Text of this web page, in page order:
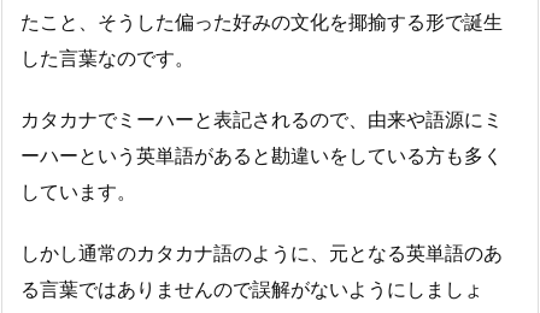
たこと、そうした偏った好みの文化を揶揄する形で誕生
した言葉なのです。
カタカナでミーハーと表記されるので、由来や語源にミ
ーハーという英単語があると勘違いをしている方も多く
しています。
しかし通常のカタカナ語のように、元となる英単語のあ
る言葉ではありませんので誤解がないようにしましょ